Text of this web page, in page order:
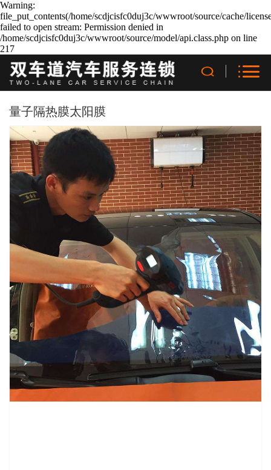
Warning:
file_put_contents(/home/scdjcisfc0duj3c/wwwroot/source/cache/
failed to open stream: Permission denied in
/home/scdjcisfc0duj3c/wwwroot/source/model/api.class.php on line
217
量子隔热膜太阳膜